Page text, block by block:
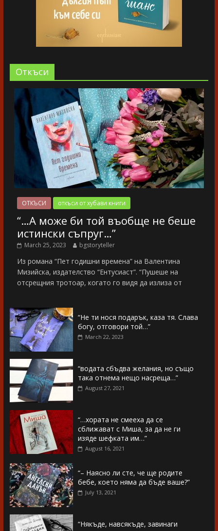
Oткъси
ОТКЪСИ откъси от хубави книги
“…А може би той въобще не беше
истински съпруг…”
March 25, 2023 bgstoryteller
Из романа “Пет годишни времена” на Валентина
Мизийска, издателство “Ентусиаст”. “Пушеше на
отсрещния тротоар, когато го видя да излиза от
“Не ти нося подарък, каза тя. Слава
богу, отговори той…”
March 22, 2023
“водата сбъдва желания, но също
така отнема нещо насреща…”
August 27, 2021
“…хората не смееха да се
сближават с Миша, за да не ги
изяде шефката им…”
August 16, 2021
“– Наясно ли сте, че ще родите
бебе, което няма да бъде ваше?”
July 13, 2021
“Някъде, навсякъде, завинаги